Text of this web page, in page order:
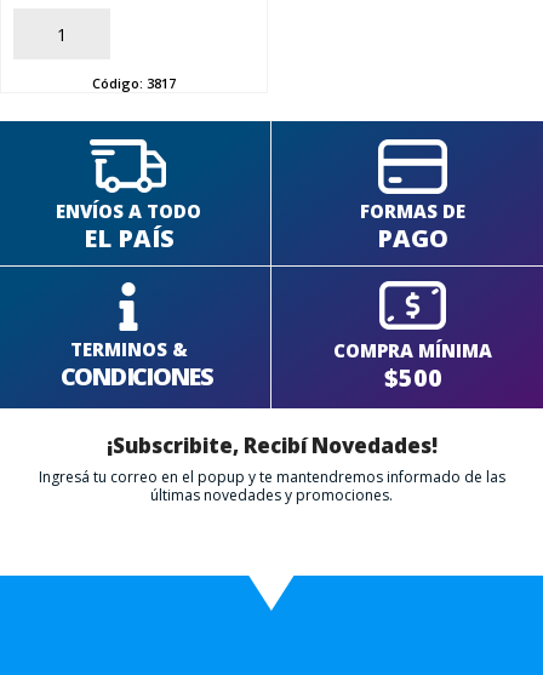
AÑADIR
Código: 3817
ENVÍOS A TODO
EL PAÍS
FORMAS DE
PAGO
TERMINOS &
CONDICIONES
COMPRA MÍNIMA
$500
¡Subscribite, Recibí Novedades!
Ingresá tu correo en el popup y te mantendremos informado de las
últimas novedades y promociones.